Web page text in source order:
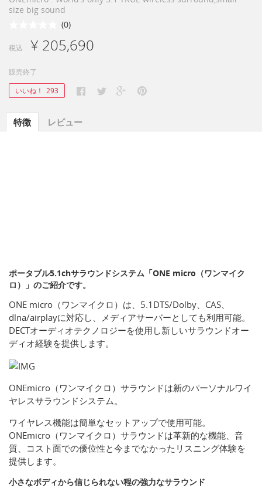
size big sound
(0)
税込 ¥ 205,690
販売終了
いいね！ 293
特徴 レビュー
ポータブル5.1chサラウンドシステム「ONE micro（ワンマイク
ロ）」のご紹介です。
ONE micro（ワンマイクロ）は、5.1DTS/Dolby、CAS、
dlna/airplayに対応し、メディアサーバーとしても利用可能。
DECTオーディオテクノロジーを使用し新しいサラウンドオー
ディオ経験を提供します。
ONEmicro（ワンマイクロ）サラウンドは新のパーソナルワイ
ヤレスサラウンドシステム。
ワイヤレス機能は簡単なセットアップで使用可能。
ONEmicro（ワンマイクロ）サラウンドは革新的な機能、音
質、コスト面での優位性と今までなかったリスニング体験を
提供します。
小さなボディから信じられない程の強力なサラウンド